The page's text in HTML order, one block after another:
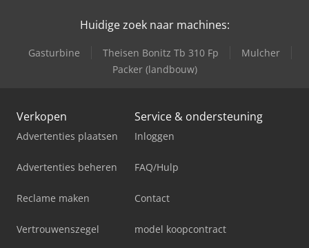
Huidige zoek naar machines:
Gasturbine Theisen Bonitz Tb 310 Fp
Mulcher
Packer (landbouw)
Verkopen
Advertenties plaatsen
Advertenties beheren
Reclame maken
Vertrouwenszegel
Service & ondersteuning
Inloggen
FAQ/Hulp
Contact
model koopcontract